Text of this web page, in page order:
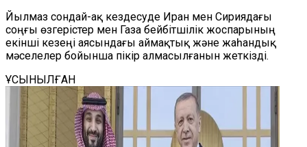
Йылмаз сондай-ақ кездесуде Иран мен Сириядағы
соңғы өзгерістер мен Газа бейбітшілік жоспарының
екінші кезеңі аясындағы аймақтық және жаһандық
мәселелер бойынша пікір алмасылғанын жеткізді.
ҰСЫНЫЛҒАН